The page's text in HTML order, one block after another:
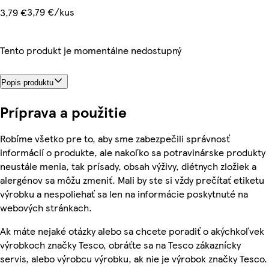
3,79 €3,79 €/kus
Tento produkt je momentálne nedostupný
Popis produktu
Príprava a použitie
Robíme všetko pre to, aby sme zabezpečili správnosť
informácií o produkte, ale nakoľko sa potravinárske produkty
neustále menia, tak prísady, obsah výživy, diétnych zložiek a
alergénov sa môžu zmeniť. Mali by ste si vždy prečítať etiketu
výrobku a nespoliehať sa len na informácie poskytnuté na
webových stránkach.
Ak máte nejaké otázky alebo sa chcete poradiť o akýchkoľvek
výrobkoch značky Tesco, obráťte sa na Tesco zákaznícky
servis, alebo výrobcu výrobku, ak nie je výrobok značky Tesco.